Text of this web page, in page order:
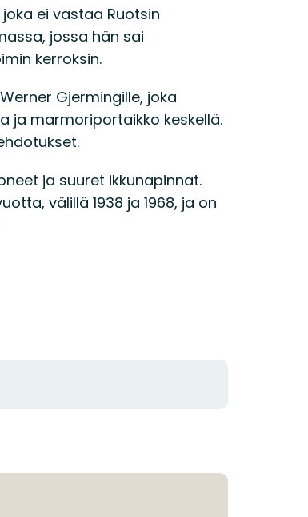
ei vastaa Ruotsin
jossa hän sai
kerroksin.
Gjermingille, joka
ja marmoriportaikko keskellä.
ja suuret ikkunapinnat.
välillä 1938 ja 1968, ja on